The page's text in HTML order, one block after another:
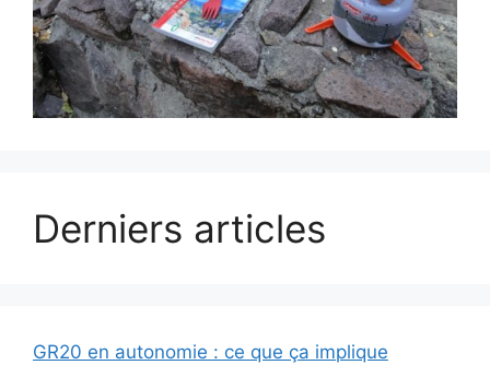
Derniers articles
GR20 en autonomie : ce que ça implique